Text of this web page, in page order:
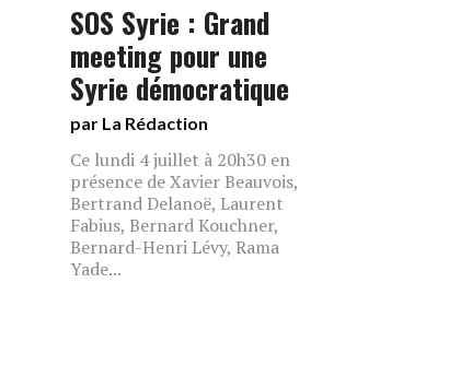
SOS Syrie : Grand
meeting pour une
Syrie démocratique
par La Rédaction
Ce lundi 4 juillet à 20h30 en
présence de Xavier Beauvois,
Bertrand Delanoë, Laurent
Fabius, Bernard Kouchner,
Bernard-Henri Lévy, Rama
Yade...